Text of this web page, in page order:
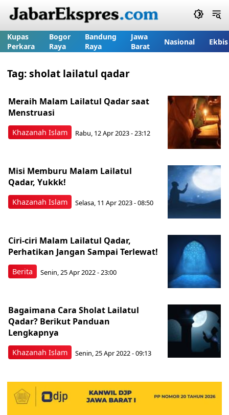
Kupas
Perkara
Bogor
Raya
Bandung
Raya
Jawa
Barat
Nasional Ekbis
Tag:sholat lailatul qadar
Khazanah Islam
Meraih Malam Lailatul Qadar saat
Menstruasi
Rabu, 12 Apr 2023 - 23:12
Khazanah Islam
Misi Memburu Malam Lailatul
Qadar, Yukkk!
Selasa, 11 Apr 2023 - 08:50
Berita
Ciri-ciri Malam Lailatul Qadar,
Perhatikan Jangan Sampai Terlewat!
Senin, 25 Apr 2022 - 23:00
Khazanah Islam
Bagaimana Cara Sholat Lailatul
Qadar? Berikut Panduan
Lengkapnya
Senin, 25 Apr 2022 - 09:13